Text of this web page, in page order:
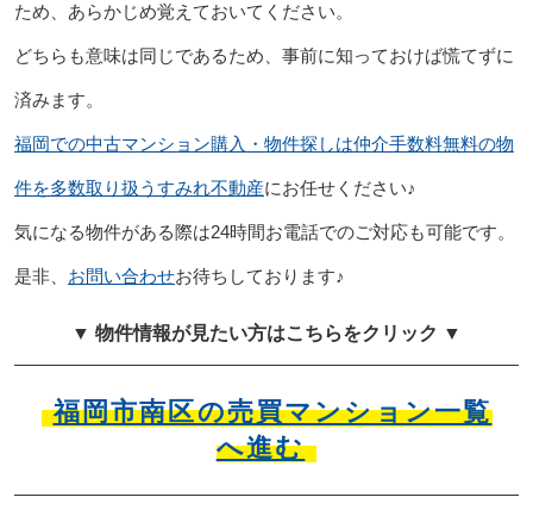
ため、あらかじめ覚えておいてください。
どちらも意味は同じであるため、事前に知っておけば慌てずに
済みます。
福岡での中古マンション購入・物件探しは仲介手数料無料の物
件を多数取り扱うすみれ不動産にお任せください♪
気になる物件がある際は24時間お電話でのご対応も可能です。
是非、 お問い合わせお待ちしております♪
▼ 物件情報が見たい方はこちらをクリック ▼
福岡市南区の売買マンション一覧
へ進む